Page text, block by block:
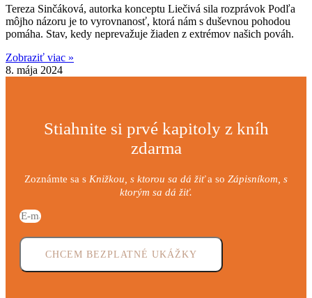
Tereza Sinčáková, autorka konceptu Liečivá sila rozprávok Podľa
môjho názoru je to vyrovnanosť, ktorá nám s duševnou pohodou
pomáha. Stav, kedy neprevažuje žiaden z extrémov našich pováh.
Zobraziť viac »
8. mája 2024
Stiahnite si prvé kapitoly z kníh
zdarma
Zoznámte sa s Knižkou, s ktorou sa dá žiťa so Zápisníkom, s
ktorým sa dá žiť.
CHCEM BEZPLATNÉ UKÁŽKY